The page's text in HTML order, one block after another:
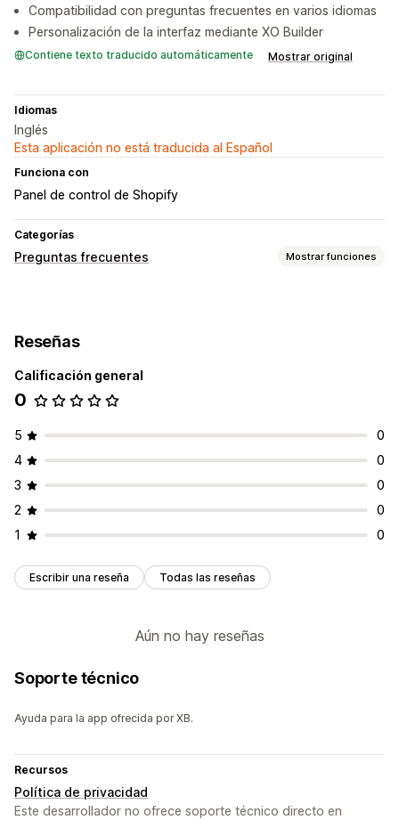
Compatibilidad con preguntas frecuentes en varios idiomas
Personalización de la interfaz mediante XO Builder
Contiene texto traducido automáticamente Mostrar original
Idiomas
Inglés
Esta aplicación no está traducida al Español
Funciona con
Panel de control de Shopify
Categorías
Preguntas frecuentes Mostrar funciones
Acordeones Plantillas personalizadas
Página de preguntas frecuentes
Reseñas
Calificación general
0
5
0
4
0
3
0
2
0
1
0
Escribir una reseña Todas las reseñas
Aún no hay reseñas
Soporte técnico
Ayuda para la app ofrecida por XB.
Recursos
Política de privacidad
Este desarrollador no ofrece soporte técnico directo en